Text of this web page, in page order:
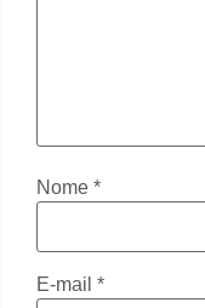
Nome *
E-mail *